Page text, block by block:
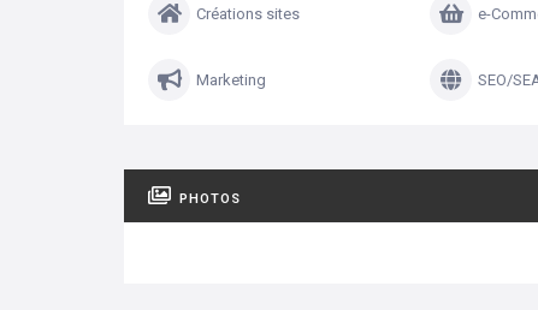
Créations sites e-
Marketing SEO/
PHOTOS